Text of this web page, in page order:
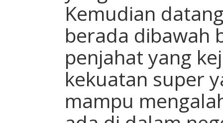
Kemudian
berada dibawah
penjahat yang
kekuatan super
mampu